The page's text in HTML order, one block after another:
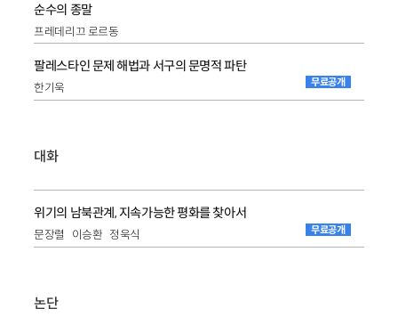
순수의 종말
프레데리끄 로르동
팔레스타인 문제 해법과 서구의 문명적 파탄
한기욱 무료공개
대화
위기의 남북관계, 지속가능한 평화를 찾아서
문장렬 이승환 정욱식 무료공개
논단